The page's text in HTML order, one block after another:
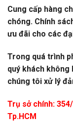
Cung cấp hàng
chóng. Chính
ưu đãi cho các
Trong quá trình
quý khách không
chúng tôi xử lý
Trụ sở chính:
Tp.HCM